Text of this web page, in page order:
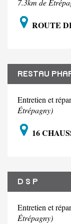
7.3km de
ROUTE
RESTAU
Entretien et
Étrépagny)
16
D S P
Entretien et
Étrépagny)